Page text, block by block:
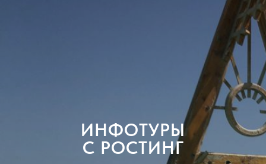
ИНФОТУРЫ
С РОСТИНГ